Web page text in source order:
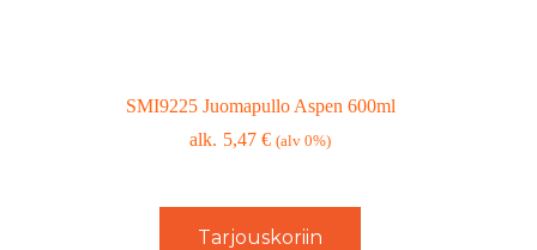
SMI9225 Juomapullo Aspen 600ml
5,47€ (alv 0%)
Tarjouskoriin